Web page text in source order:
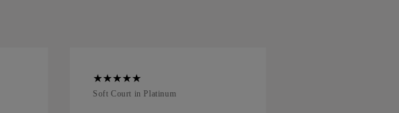
Soft Court in Platinum